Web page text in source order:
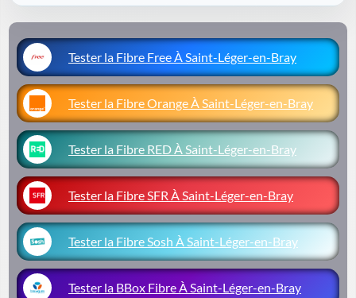
Tester la Fibre Free À Saint-Léger-en-Bray
Tester la Fibre Orange À Saint-Léger-en-Bray
Tester la Fibre RED À Saint-Léger-en-Bray
Tester la Fibre SFR À Saint-Léger-en-Bray
Tester la Fibre Sosh À Saint-Léger-en-Bray
Tester la BBox Fibre À Saint-Léger-en-Bray